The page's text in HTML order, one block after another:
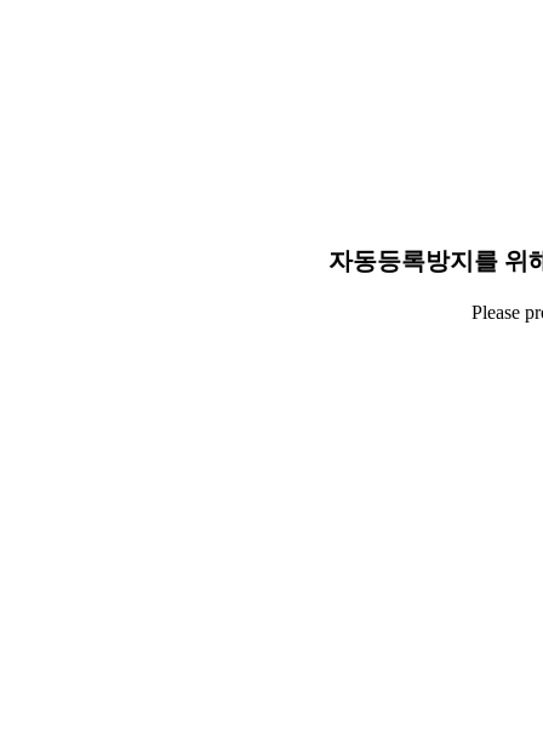
자동등록방지를 위
Please